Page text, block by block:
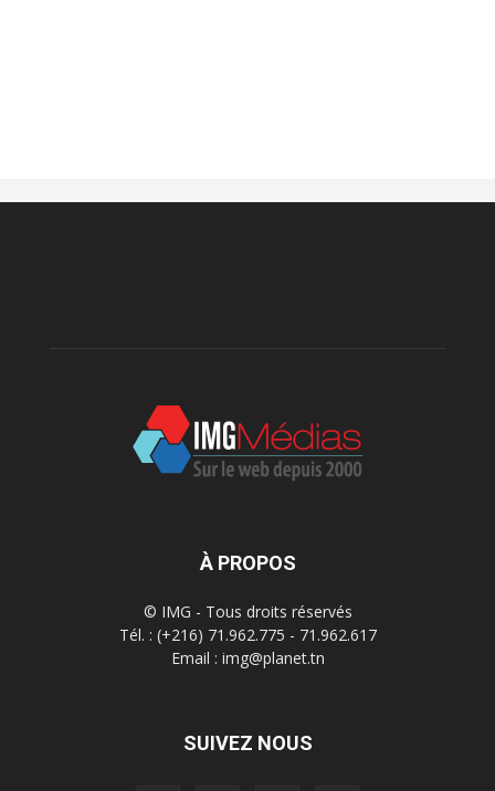
À PROPOS
© IMG - Tous droits réservés
Tél. : (+216) 71.962.775 - 71.962.617
Email : img@planet.tn
SUIVEZ NOUS